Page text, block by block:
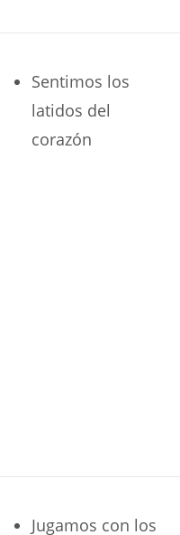
Sentimos los
latidos del
corazón
Jugamos con los